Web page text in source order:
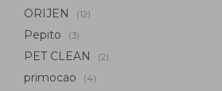
ORIJEN (12)
Pepito (3)
PET CLEAN (2)
primocao (4)